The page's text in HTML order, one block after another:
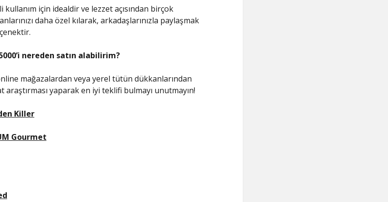
için idealdir ve lezzet açısından birçok
daha özel kılarak, arkadaşlarınızla paylaşmak
nereden satın alabilirim?
mağazalardan veya yerel tütün dükkanlarından
araştırması yaparak en iyi teklifi bulmayı unutmayın!
Killer
Gourmet